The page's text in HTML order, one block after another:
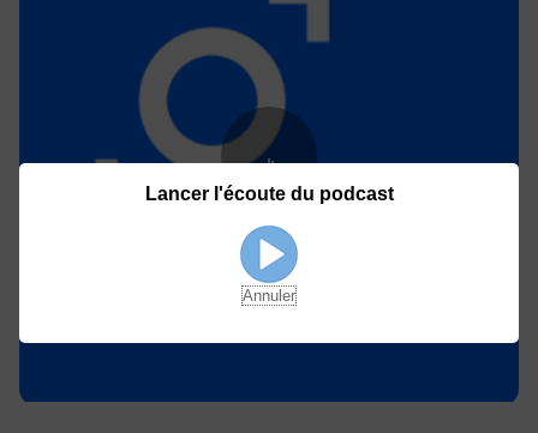
Lancer l'écoute du podcast
Annuler